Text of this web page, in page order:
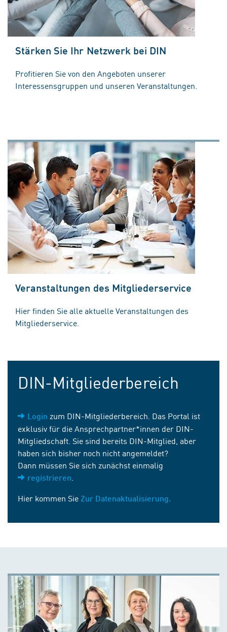
Stärken Sie Ihr Netzwerk bei DIN
Profitieren Sie von den Angeboten unserer
Interessensgruppen und unseren Veranstaltungen.
Veranstaltungen des Mitgliederservice
Hier finden Sie alle aktuelle Veranstaltungen des
Mitgliederservice.
DIN-Mitgliederbereich
Login zum DIN-Mitgliederbereich. Das Portal ist
exklusiv für die Ansprechpartner*innen der DIN-
Mitgliedschaft. Sie sind bereits DIN-Mitglied, aber
haben sich bisher noch nicht angemeldet?
Dann müssen Sie sich zunächst einmalig
registrieren
Hier kommen Sie Zur Datenaktualisierung.